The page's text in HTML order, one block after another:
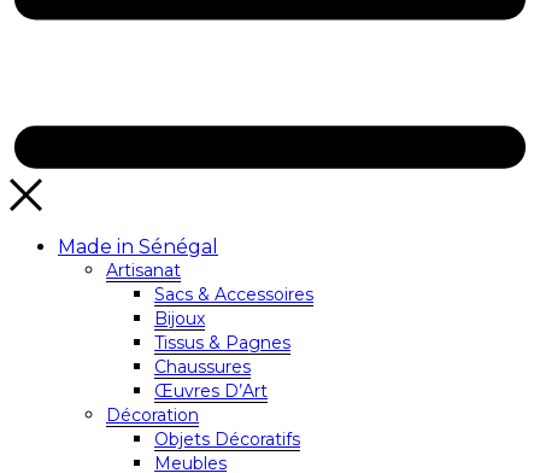
Made in Sénégal
Artisanat
Sacs & Accessoires
Bijoux
Tissus & Pagnes
Chaussures
Œuvres D’Art
Décoration
Objets Décoratifs
Meubles